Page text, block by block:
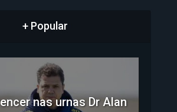
+ Popular
nas urnas Dr Alan